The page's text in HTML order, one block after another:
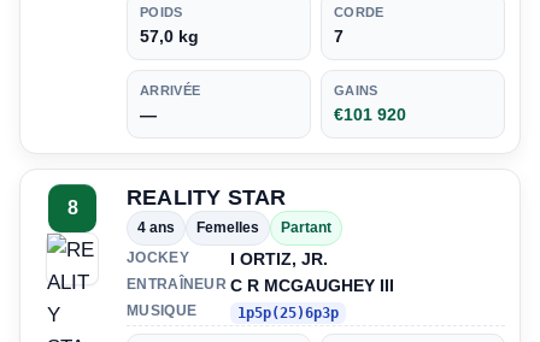
POIDS
57,0 kg
CORDE
7
ARRIVÉE
—
GAINS
€101 920
8 REALITY STAR
4 ans Femelles
Partant
JOCKEY
I ORTIZ, JR.
ENTRAÎNEUR C R MCGAUGHEY III
MUSIQUE 1p5p(25)6p3p